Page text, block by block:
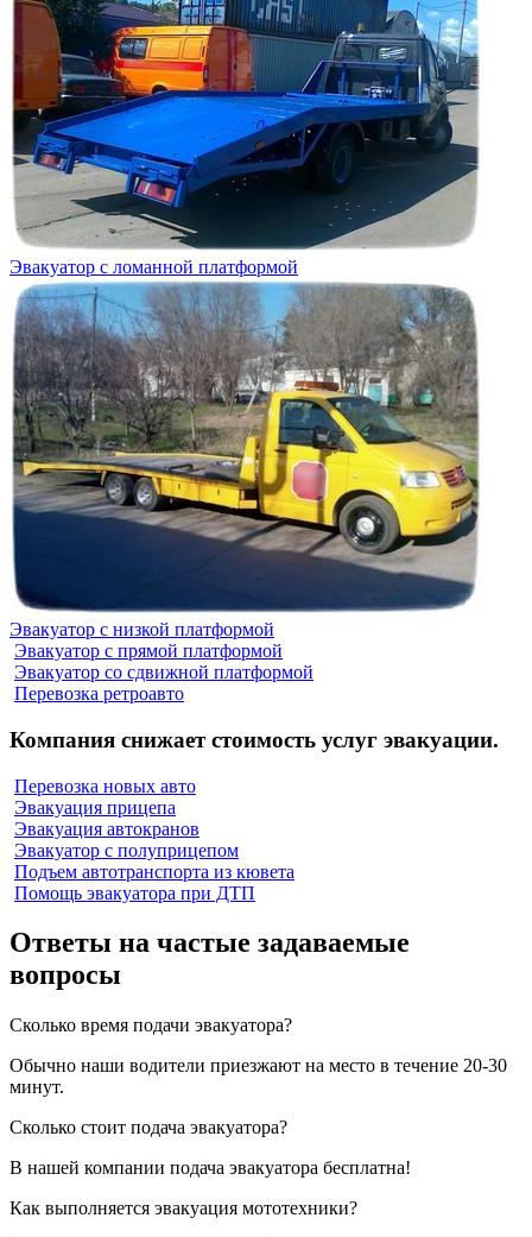
Эвакуатор с ломанной платформой
Эвакуатор с низкой платформой
Эвакуатор с прямой платформой
Эвакуатор со сдвижной платформой
Перевозка ретроавто
Компания снижает стоимость услуг эвакуации.
Перевозка новых авто
Эвакуация прицепа
Эвакуация автокранов
Эвакуатор с полуприцепом
Подъем автотранспорта из кювета
Помощь эвакуатора при ДТП
Ответы на частые задаваемые
вопросы
Сколько время подачи эвакуатора?
Обычно наши водители приезжают на место в течение 20-30
минут.
Сколько стоит подача эвакуатора?
В нашей компании подача эвакуатора бесплатна!
Как выполняется эвакуация мототехники?